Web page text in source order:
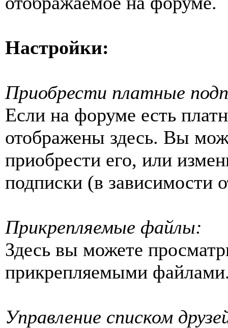
Настройки:
Приобрести платные
Если на форуме есть
отображены здесь. Вы
приобрести его, или
подписки (в зависимости
Прикрепляемые файлы:
Здесь вы можете
прикрепляемыми
Управление списком